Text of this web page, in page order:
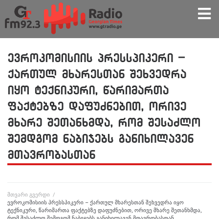
ევროკომისიის პრესსპიკერი –
ქართულ მხარესთან შეხვედრა
იყო ტექნიკური, წარიმართა
ფაქტებზე დაფუძნებით, ორივე
მხარე შეთანხმდა, რომ შესაძლო
შემდგომ ნაბიჯებს განიხილავენ
მთავრობასთან
მთვარი გვერდი /
ევროკომისიის პრესსპიკერი – ქართულ მხარესთან შეხვედრა იყო
ტექნიკური, წარიმართა ფაქტებზე დაფუძნებით, ორივე მხარე შეთანხმდა,